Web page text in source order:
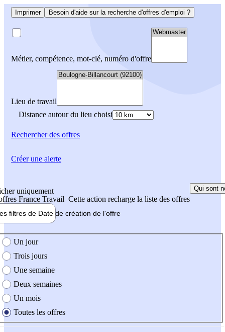
Imprimer Besoin d'aide sur la recherche d'offres d'emploi ?
Métier, compétence, mot-clé, numéro d'offre
Lieu de travail
Distance autour du lieu choisi
Rechercherdes offres
uniquement
France Travail Cette action recharge la liste des offres
Qui sont
filtres de Date de création de l'offre
création de l'offre
Un jour
Trois jours
Une semaine
Deux semaines
Un mois
Toutes les offres
Créer une alerte